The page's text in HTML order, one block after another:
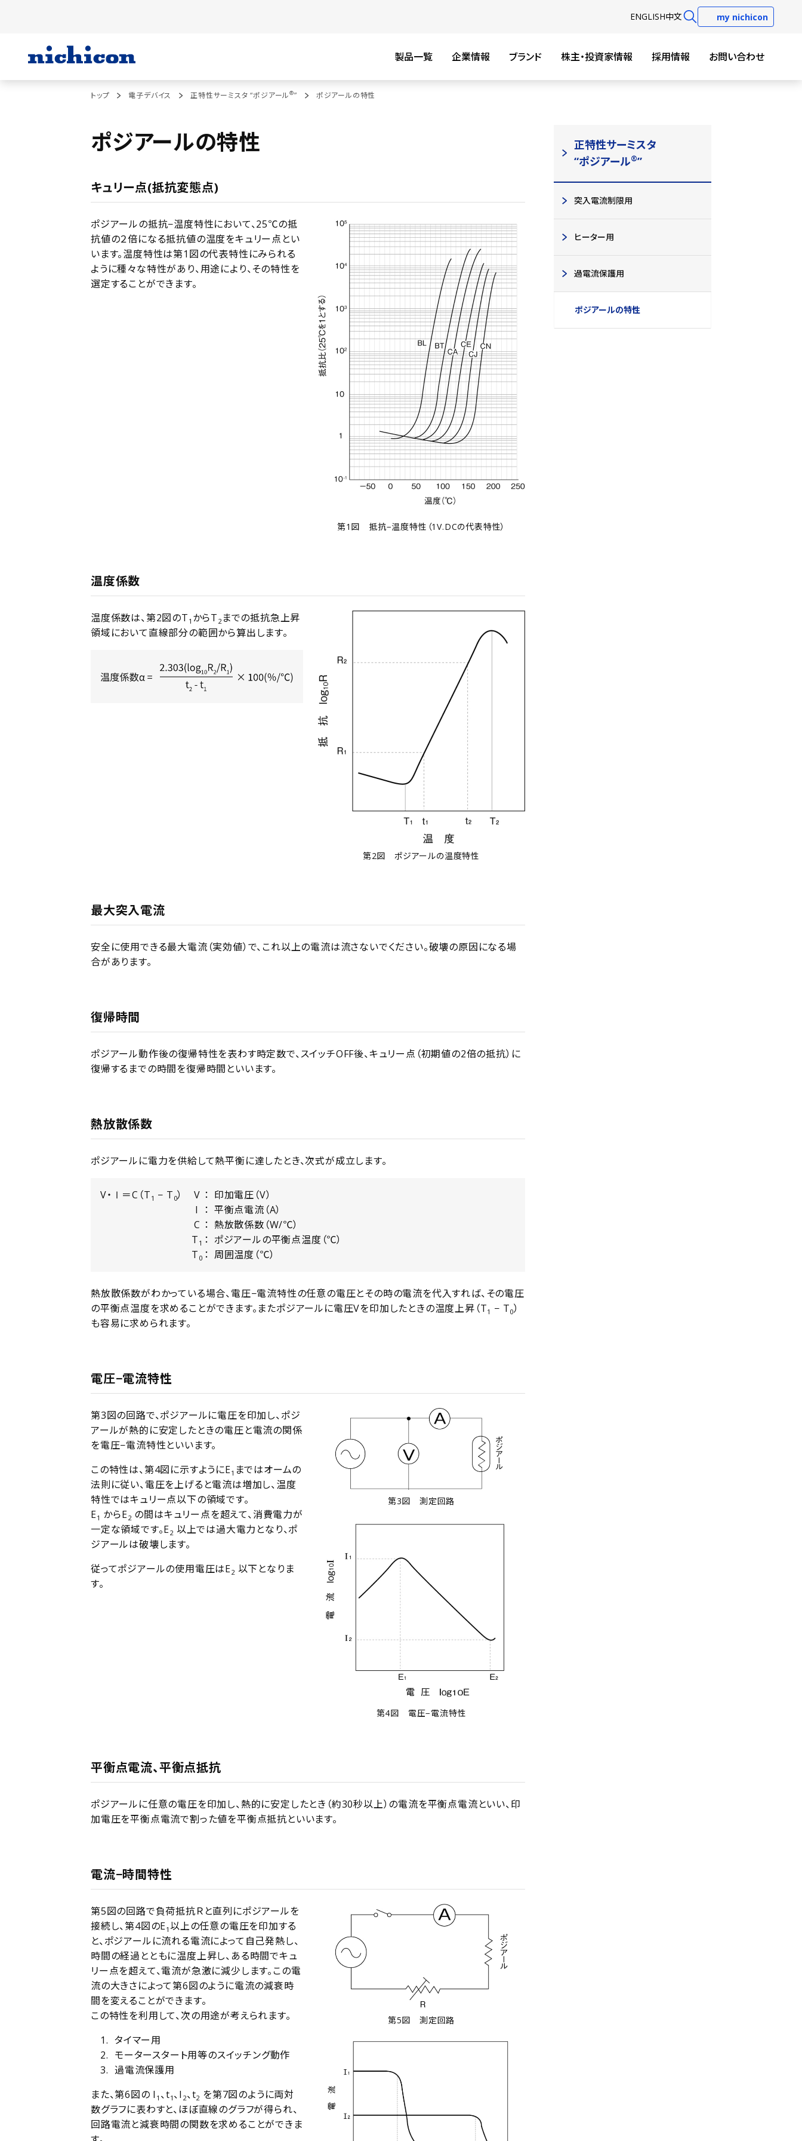
ENGLISH中文 my nichicon
製品一覧 企業情報 ブランド 株主・投資家情報 採用情報 お問い合わせ
トップ 電子デバイス 正特性サーミスタ “ポジアール®” ポジアールの特性
ポジアールの特性
キュリー点(抵抗変態点)
ポジアールの抵抗−温度特性において、25℃の抵
抗値の２倍になる抵抗値の温度をキュリー点とい
います。温度特性は第1図の代表特性にみられる
ように種々な特性があり、用途により、その特性を
選定することができます。
第1図 抵抗−温度特性（1V.DCの代表特性）
温度係数
温度係数は、第2図のT 1 からT 2 までの抵抗急上昇
領域において直線部分の範囲から算出します。
第2図 ポジアールの温度特性
最大突入電流
安全に使用できる最大電流（実効値）で、これ以上の電流は流さないでください。破壊の原因になる場
合があります。
復帰時間
ポジアール動作後の復帰特性を表わす時定数で、スイッチOFF後、キュリー点（初期値の2倍の抵抗）に
復帰するまでの時間を復帰時間といいます。
熱放散係数
ポジアールに電力を供給して熱平衡に達したとき、次式が成立します。
V・Ⅰ＝C（T 1 − T 0） V
印加電圧（V）
I
平衡点電流（A）
C
熱放散係数（W/℃）
T 1
ポジアールの平衡点温度（℃）
T 0 周囲温度（℃）
熱放散係数がわかっている場合、電圧−電流特性の任意の電圧とその時の電流を代入すれば、その電圧
の平衡点温度を求めることができます。またポジアールに電圧Vを印加したときの温度上昇（T1 − T0）
も容易に求められます。
電圧−電流特性
第3図の回路で、ポジアールに電圧を印加し、ポジ
アールが熱的に安定したときの電圧と電流の関係
を電圧−電流特性といいます。
この特性は、第4図に示すようにE1 まではオームの
法則に従い、電圧を上げると電流は増加し、温度
特性ではキュリー点以下の領域です。
E1 からE2 の間はキュリー点を超えて、消費電力が
一定な領域です。E2 以上では過大電力となり、ポ
ジアールは破壊します。
従ってポジアールの使用電圧はE2 以下となりま
す。
第3図 測定回路
第4図 電圧−電流特性
平衡点電流、平衡点抵抗
ポジアールに任意の電圧を印加し、熱的に安定したとき（約30秒以上）の電流を平衡点電流といい、印
加電圧を平衡点電流で割った値を平衡点抵抗といいます。
電流−時間特性
第5図の回路で負荷抵抗Ｒと直列にポジアールを
接続し、第4図のE1 以上の任意の電圧を印加する
と、ポジアールに流れる電流によって自己発熱し、
時間の経過とともに温度上昇し、ある時間でキュ
リー点を超えて、電流が急激に減少します。この電
流の大きさによって第6図のように電流の減衰時
間を変えることができます。
この特性を利用して、次の用途が考えられます。
タイマー用
モータースタート用等のスイッチング動作
過電流保護用
また、第6図の I 1 、t1 、I 2、t2 を第7図のように両対
数グラフに表わすと、ほぼ直線のグラフが得られ、
回路電流と減衰時間の関数を求めることができま
第5図 測定回路
正特性サーミスタ
“ポジアール®”
突入電流制限用
ヒーター用
過電流保護用
ポジアールの特性